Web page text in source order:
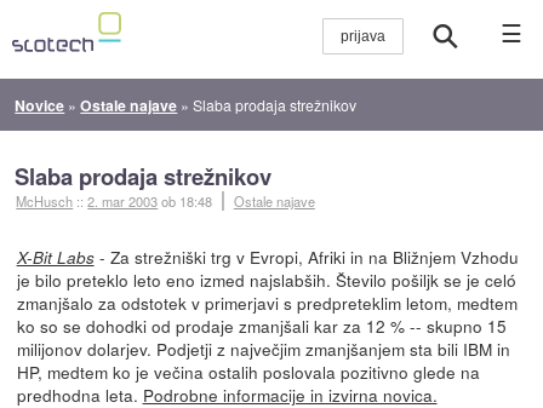
☰
Novice »Ostale najave »Slaba prodaja strežnikov
Slaba prodaja strežnikov
McHusch ::2. mar 2003ob 18:48 Ostale najave
X-Bit Labs- Za strežniški trg v Evropi, Afriki in na Bližnjem Vzhodu
je bilo preteklo leto eno izmed najslabših. Število pošiljk se je celó
zmanjšalo za odstotek v primerjavi s predpreteklim letom, medtem
ko so se dohodki od prodaje zmanjšali kar za 12 % -- skupno 15
milijonov dolarjev. Podjetji z največjim zmanjšanjem sta bili IBM in
HP, medtem ko je večina ostalih poslovala pozitivno glede na
predhodna leta. Podrobne informacije in izvirna novica.